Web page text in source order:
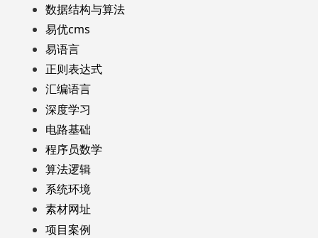
数据结构与算法
易优cms
易语言
正则表达式
汇编语言
深度学习
电路基础
程序员数学
算法逻辑
系统环境
素材网址
项目案例